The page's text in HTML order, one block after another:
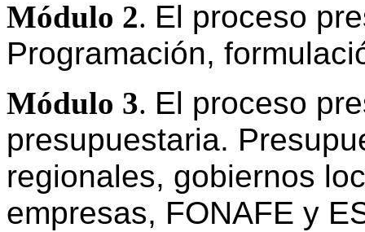
Módulo 2. El proceso
Programación,
Módulo 3. El proceso
presupuestaria.
regionales, gobiernos
empresas, FONAFE y